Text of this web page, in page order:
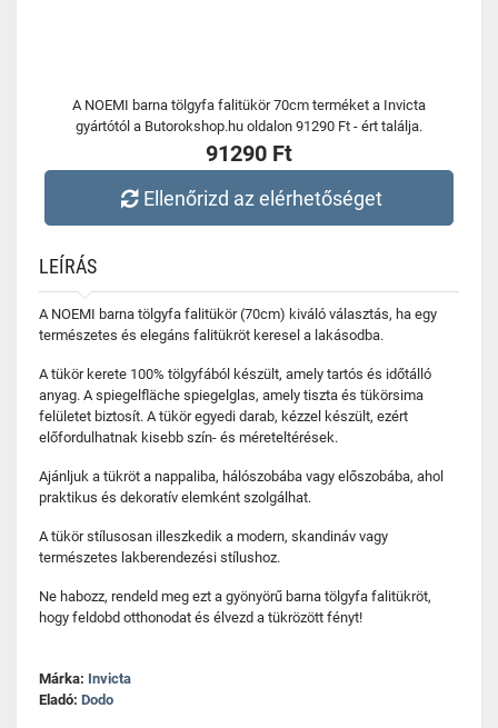
A NOEMI barna tölgyfa falitükör 70cm terméket a Invicta
gyártótól a Butorokshop.hu oldalon 91290 Ft - ért találja.
91290 Ft
Ellenőrizd az elérhetőséget
LEÍRÁS
A NOEMI barna tölgyfa falitükör (70cm) kiváló választás, ha egy
természetes és elegáns falitükröt keresel a lakásodba.
A tükör kerete 100% tölgyfából készült, amely tartós és időtálló
anyag. A spiegelfläche spiegelglas, amely tiszta és tükörsima
felületet biztosít. A tükör egyedi darab, kézzel készült, ezért
előfordulhatnak kisebb szín- és méreteltérések.
Ajánljuk a tükröt a nappaliba, hálószobába vagy előszobába, ahol
praktikus és dekoratív elemként szolgálhat.
A tükör stílusosan illeszkedik a modern, skandináv vagy
természetes lakberendezési stílushoz.
Ne habozz, rendeld meg ezt a gyönyörű barna tölgyfa falitükröt,
hogy feldobd otthonodat és élvezd a tükrözött fényt!
Márka: Invicta
Eladó: Dodo